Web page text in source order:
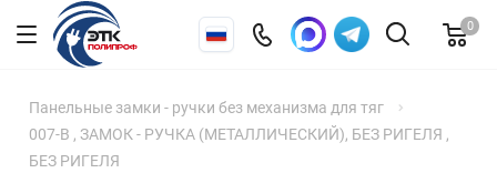
0
Панельные замки - ручки без механизма для тяг
007-В , ЗАМОК - РУЧКА (МЕТАЛЛИЧЕСКИЙ), БЕЗ РИГЕЛЯ ,
БЕЗ РИГЕЛЯ